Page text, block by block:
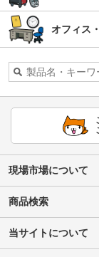
オフィス
現場市場について
商品検索
当サイトについて